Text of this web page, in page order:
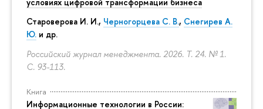
Староверова И. И., Черногорцева С. В., Снегирев А.
Ю. и др.
Российский журнал менеджмента. 2026. Т. 24. № 1.
С. 93-113.
Книга
Информационные технологии в России: